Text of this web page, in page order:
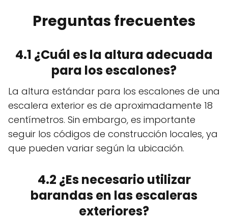
Preguntas frecuentes
4.1 ¿Cuál es la altura adecuada
para los escalones?
La altura estándar para los escalones de una
escalera exterior es de aproximadamente 18
centímetros. Sin embargo, es importante
seguir los códigos de construcción locales, ya
que pueden variar según la ubicación.
4.2 ¿Es necesario utilizar
barandas en las escaleras
exteriores?